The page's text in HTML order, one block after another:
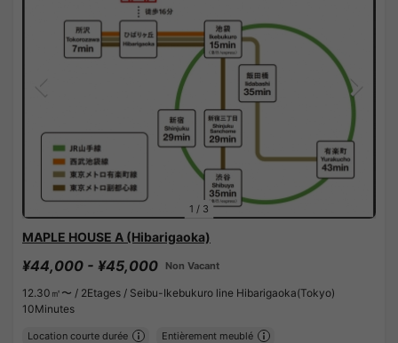
1 / 3
MAPLE HOUSE A (Hibarigaoka)
¥44,000 - ¥45,000 Non Vacant
12.30㎡〜 / 2Etages / Seibu-Ikebukuro line Hibarigaoka(Tokyo)
10Minutes
Location courte durée Entièrement meublé